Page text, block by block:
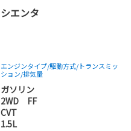
シエンタ
エンジンタイプ/駆動方式/トランスミッ
ション/排気量
ガソリン
2WD FF
CVT
1.5L